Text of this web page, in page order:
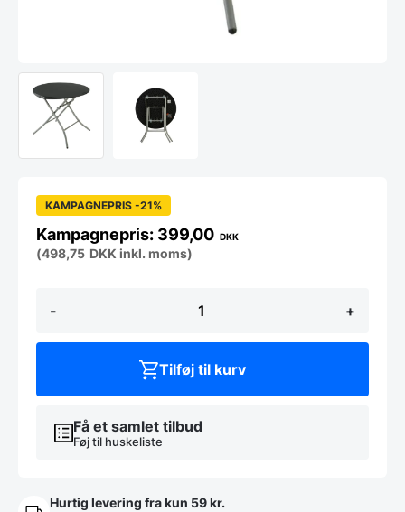
-
Cafebord
Ø
-
cm
+
KAMPAGNEPRIS -21%
399,00 DKK
(498,75 DKK inkl. moms)
Få et samlet tilbud
Føj til huskeliste
Tilføj til kurv
Hurtig levering fra kun 59 kr.